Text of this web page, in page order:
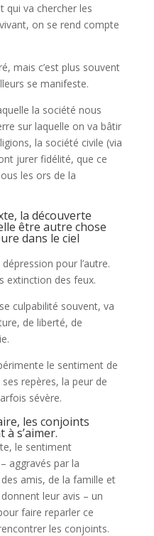
qui va chercher les
on se rend compte
mais c’est plus souvent
se manifeste.
la société nous
sur laquelle on va bâtir
la société civile (via
jurer fidélité, que ce
les ors de la
la découverte
être autre chose
dans le ciel
pour l’autre.
extinction des feux.
culpabilité souvent, va
de liberté, de
le sentiment de
repères, la peur de
sévère.
les conjoints
s’aimer.
le sentiment
aggravés par la
amis, de la famille et
leur avis – un
faire reparler ce
les conjoints.